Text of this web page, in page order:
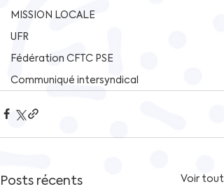
MISSION LOCALE
UFR
Fédération CFTC PSE
Communiqué intersyndical
Posts récents Voir tout